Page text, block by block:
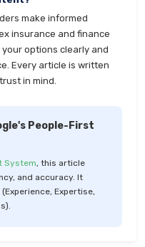
make informed
insurance and finance
options clearly and
Every article is written
in mind.
People-First
System, this article
and accuracy. It
Expertise,